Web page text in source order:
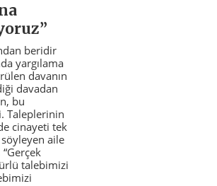
beridir
yargılama
davanın
davadan
bu
Taleplerinin
cinayeti tek
söyleyen aile
talebimizi